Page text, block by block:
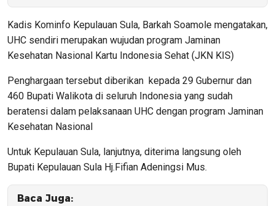
Kadis Kominfo Kepulauan Sula, Barkah Soamole mengatakan,
UHC sendiri merupakan wujudan program Jaminan
Kesehatan Nasional Kartu Indonesia Sehat (JKN KIS)
Penghargaan tersebut diberikan kepada 29 Gubernur dan
460 Bupati Walikota di seluruh Indonesia yang sudah
beratensi dalam pelaksanaan UHC dengan program Jaminan
Kesehatan Nasional
Untuk Kepulauan Sula, lanjutnya, diterima langsung oleh
Bupati Kepulauan Sula Hj.Fifian Adeningsi Mus.
Baca Juga: